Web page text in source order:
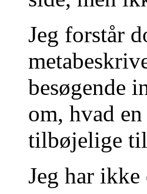
Jeg forstår
besøgende
om, hvad
tilbøjelige
Jeg har